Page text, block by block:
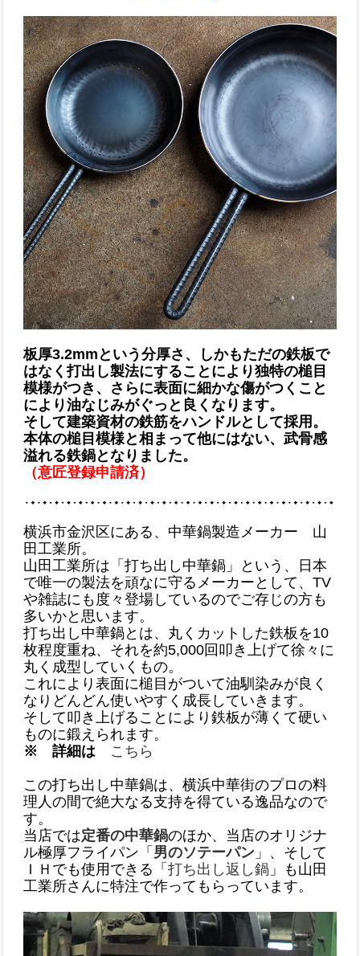
板厚3.2mmという分厚さ、しかもただの鉄板で
はなく打出し製法にすることにより独特の槌目
模様がつき、さらに表面に細かな傷がつくこと
により油なじみがぐっと良くなります。
そして建築資材の鉄筋をハンドルとして採用。
本体の槌目模様と相まって他にはない、武骨感
溢れる鉄鍋となりました。
（意匠登録申請済）
横浜市金沢区にある、中華鍋製造メーカー 山
田工業所。
山田工業所は「打ち出し中華鍋」という、日本
で唯一の製法を頑なに守るメーカーとして、TV
や雑誌にも度々登場しているのでご存じの方も
多いかと思います。
打ち出し中華鍋とは、丸くカットした鉄板を10
枚程度重ね、それを約5,000回叩き上げて徐々に
丸く成型していくもの。
これにより表面に槌目がついて油馴染みが良く
なりどんどん使いやすく成長していきます。
そして叩き上げることにより鉄板が薄くて硬い
ものに鍛えられます。
※ 詳細は
こちら
この打ち出し中華鍋は、横浜中華街のプロの料
理人の間で絶大なる支持を得ている逸品なので
す。
当店では定番の中華鍋のほか、当店のオリジナ
ル極厚フライパン「 男のソテーパン 」、そして
ＩＨでも使用できる「 打ち出し返し鍋 」も山田
工業所さんに特注で作ってもらっています。